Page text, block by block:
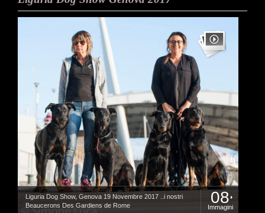
Liguria Dog Show, Genova 19 Novembre 2017 ..i nostri
Beaucerons Des Gardiens de Rome
08
Immagini